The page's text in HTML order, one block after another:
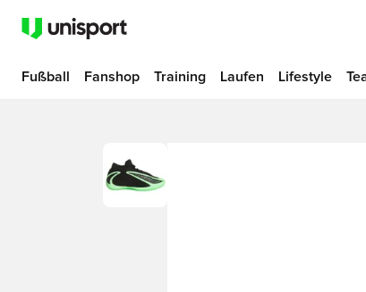
Fußball Fanshop Training Laufen Lifestyle